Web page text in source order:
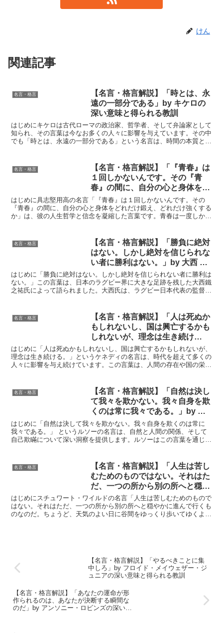
けん
関連記事
名言・格言
【名言・格言解説】「時とは、永
遠の一部分である」by キケロの
深い意味と得られる教訓
はじめにキケロは古代ローマの政治家、哲学者、そして弁論家として
知られ、その言葉は今なお多くの人々に影響を与えています。その中
でも「時とは、永遠の一部分である」という名言は、時間の本質とそ
名言・格言
【名言・格言解説】「『青春』は
１回しかないんです。その『青
春』の間に、自分の心と身体をど
れだけ鍛え、どれだけ強くする
か」by 具志堅用高の深い意味と
得られる教訓
はじめに具志堅用高の名言「『青春』は１回しかないんです。その
『青春』の間に、自分の心と身体をどれだけ鍛え、どれだけ強くする
か」は、彼の人生哲学と信念を凝縮した言葉です。青春は一度しか訪
名言・格言
【名言・格言解説】「勝負に絶対
はない。しかし絶対を信じられな
い者に勝利はない。」by 大西 鐵
之祐の深い意味と得られる教訓
はじめに「勝負に絶対はない。しかし絶対を信じられない者に勝利は
ない。」この言葉は、日本のラグビー界に大きな足跡を残した大西鐵
之祐氏によって語られました。大西氏は、ラグビー日本代表の監督と
名言・格言
【名言・格言解説】「人は死ぬか
もしれないし、国は興亡するかも
しれないが、理念は生き続け
る。」by ケネディの深い意味と
得られる教訓
はじめに「人は死ぬかもしれないし、国は興亡するかもしれないが、
理念は生き続ける。」というケネディの名言は、時代を超えて多くの
人々に影響を与え続けています。この言葉は、人間の存在や国の栄枯
名言・格言
【名言・格言解説】「自然は決し
て我々を欺かない。我々自身を欺
くのは常に我々である。」by ル
ソーの深い意味と得られる教訓
はじめに「自然は決して我々を欺かない。我々自身を欺くのは常に
我々である。」 というルソーの名言は、自然と人間の関係、そして
自己欺瞞について深い洞察を提供します。ルソーはこの言葉を通じ
名言・格言
【名言・格言解説】「人生は苦し
むためのものではない。それはた
だ、一つの所から別の所へと穏や
かに進んで行くものなのだ。ちょ
うど、天気のよい日に谷間をゆっ
くり歩いてゆくように。」by ス
はじめにスチュワート・ワイルドの名言「人生は苦しむためのもので
はない。それはただ、一つの所から別の所へと穏やかに進んで行くも
のなのだ。ちょうど、天気のよい日に谷間をゆっくり歩いてゆくよう
【名言・格言解説】「やるべきことに集
中しろ」by フロイド・メイウェザー・ジ
ュニアの深い意味と得られる教訓
【名言・格言解説】「あなたの運命が形
作られるのは、あなたが決断する瞬間な
のだ」by アンソニー・ロビンズの深い意